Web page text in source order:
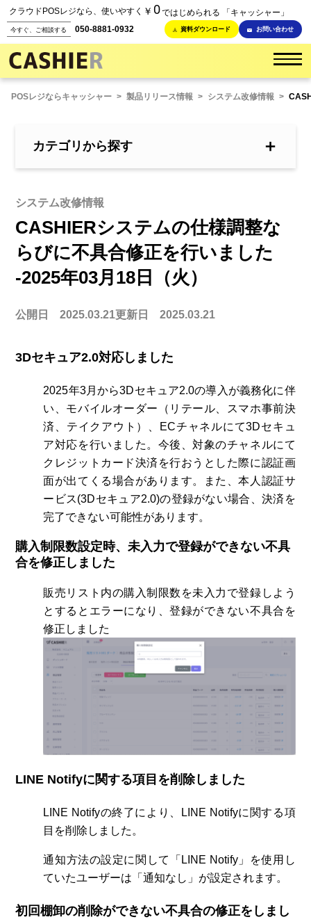
クラウドPOSレジなら、使いやすく ￥ 0ではじめられる 「キャッシャー」
今すぐ、ご相談する 050-8881-0932 資料ダウンロード お問い合わせ
POSレジならキャッシャー > 製品リリース情報 > システム改修情報 >
カテゴリから探す ＋
システム改修情報
CASHIERシステムの仕様調整な
らびに不具合修正を行いました
-2025年03月18日（火）
公開日 2025.03.21更新日 2025.03.21
3Dセキュア2.0対応しました
2025年3月から3Dセキュア2.0の導入が義務化に伴
い、モバイルオーダー（リテール、スマホ事前決
済、テイクアウト）、ECチャネルにて3Dセキュ
ア対応を行いました。今後、対象のチャネルにて
クレジットカード決済を行おうとした際に認証画
面が出てくる場合があります。また、本人認証サ
ービス(3Dセキュア2.0)の登録がない場合、決済を
完了できない可能性があります。
購入制限数設定時、未入力で登録ができない不具
合を修正しました
販売リスト内の購入制限数を未入力で登録しよう
とするとエラーになり、登録ができない不具合を
修正しました
LINE Notifyに関する項目を削除しました
LINE Notifyの終了により、LINE Notifyに関する項
目を削除しました。
通知方法の設定に関して「LINE Notify」を使用し
ていたユーザーは「通知なし」が設定されます。
初回棚卸の削除ができない不具合の修正をしまし